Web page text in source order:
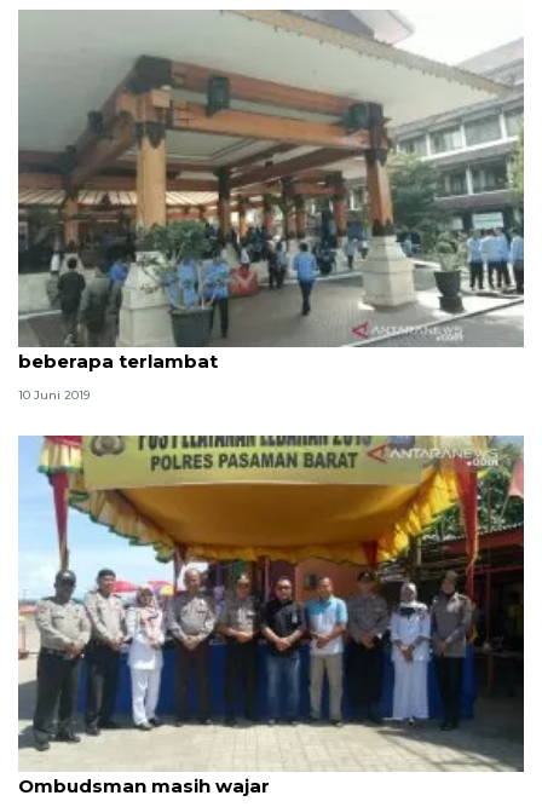
Ombudsman DIY : Semua ASN Bantul hadir meski
beberapa terlambat
10 Juni 2019
Harga tiket wisata Lebaran Pasaman Barat dinilai
Ombudsman masih wajar